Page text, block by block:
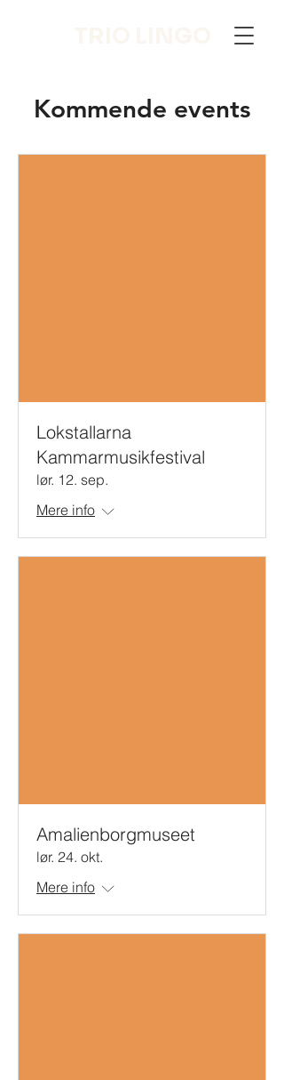
Kommende events
Lokstallarna
Kammarmusikfestival
lør. 12. sep.
Mere info
Amalienborgmuseet
lør. 24. okt.
Mere info